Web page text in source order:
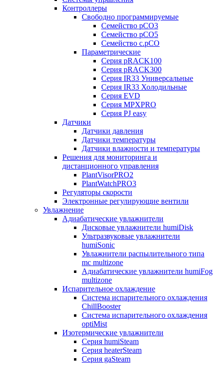
Контроллеры
Свободно программируемые
Семейство pCO3
Семейство pCO5
Семейство c.pCO
Параметрические
Серия pRACK100
Серия pRACK300
Серия IR33 Универсальные
Серия IR33 Холодильные
Серия EVD
Серия MPXPRO
Серия PJ easy
Датчики
Датчики давления
Датчики температуры
Датчики влажности и температуры
Решения для мониторинга и
дистанционного управления
PlantVisorPRO2
PlantWatchPRO3
Регуляторы скорости
Электронные регулирующие вентили
Увлажнение
Адиабатические увлажнители
Дисковые увлажнители humiDisk
Ультразвуковые увлажнители
humiSonic
Увлажнители распылительного типа
mc multizone
Адиабатические увлажнители humiFog
multizone
Испарительное охлаждение
Система испарительного охлаждения
ChillBooster
Система испарительного охлаждения
optiMist
Изотермические увлажнители
Серия humiSteam
Серия heaterSteam
Серия gaSteam